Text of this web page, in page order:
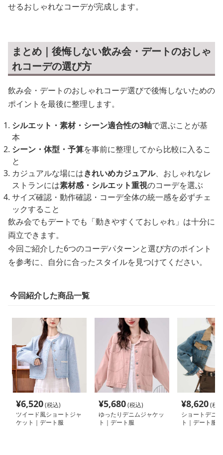
せるおしゃれなコーデが完成します。
まとめ｜後悔しない飲み会・デートのおしゃ
れコーデの選び方
飲み会・デートのおしゃれコーデ選びで後悔しないための
ポイントを最後に整理します。
シルエット・素材・シーン適合性の3軸で選ぶことが基
本
シーン・体型・予算を事前に整理してから比較に入るこ
と
カジュアルな場にはきれいめカジュアル、おしゃれなレ
ストランには素材感・シルエット重視のコーデを選ぶ
サイズ確認・動作確認・コーデ全体の統一感を必ずチェ
ックすること
飲み会でもデートでも「動きやすくておしゃれ」は十分に
両立できます。
今回ご紹介した6つのコーデパターンと選び方のポイント
を参考に、自分に合ったスタイルを見つけてください。
今回紹介した商品一覧
¥6,520(税込)
ツイード風ショートジャ
ケット｜デート服
¥5,680(税込)
ゆったりデニムジャケッ
ト｜デート服
¥8,620(税
ショートデニ
ト｜デート服